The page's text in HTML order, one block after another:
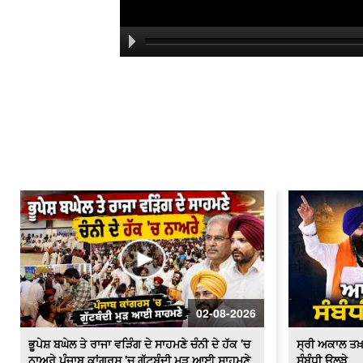
02-08-2026
ਭੂਪੇਸ਼ ਬਘੇਲ ਤੇ ਰਾਜਾ ਵੜਿੰਗ ਦੇ ਸਾਹਮਣੇ ਚੰਨੀ ਦੇ ਹੱਕ 'ਚ
ਸ੍ਰੀ ਅਕਾਲ